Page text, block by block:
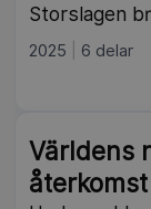
Storslagen
2025 6 delar
Världens
återkomst